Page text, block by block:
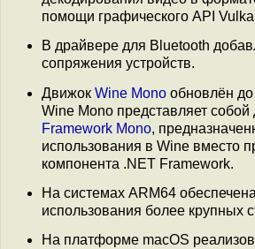
помощи графического API
В драйвере для Bluetooth
сопряжения устройств.
Движок Wine Mono обновлён
Wine Mono представляет собой
Framework Mono,
использования в Wine вместо
компонента .NET Framework.
На системах ARM64
использования более крупных
На платформе macOS